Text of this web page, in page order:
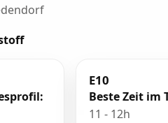
E10
Beste Zeit im
11 - 12h